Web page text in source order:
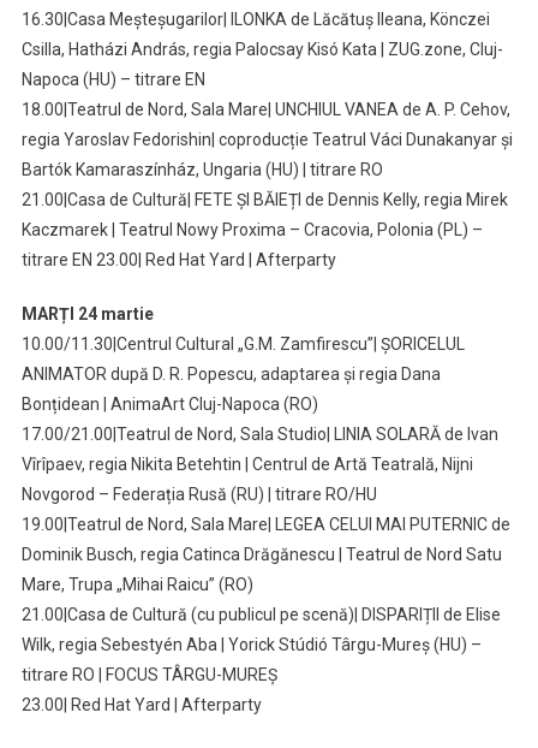
16.30|Casa Meșteșugarilor| ILONKA de Lăcătuș Ileana, Könczei
Csilla, Hatházi András, regia Palocsay Kisó Kata | ZUG.zone, Cluj-
Napoca (HU) – titrare EN
18.00|Teatrul de Nord, Sala Mare| UNCHIUL VANEA de A. P. Cehov,
regia Yaroslav Fedorishin| coproducție Teatrul Váci Dunakanyar și
Bartók Kamaraszínház, Ungaria (HU) | titrare RO
21.00|Casa de Cultură| FETE ȘI BĂIEȚI de Dennis Kelly, regia Mirek
Kaczmarek | Teatrul Nowy Proxima – Cracovia, Polonia (PL) –
titrare EN 23.00| Red Hat Yard | Afterparty
MARȚI 24 martie
10.00/11.30|Centrul Cultural „G.M. Zamfirescu”| ȘORICELUL
ANIMATOR după D. R. Popescu, adaptarea și regia Dana
Bonțidean | AnimaArt Cluj-Napoca (RO)
17.00/21.00|Teatrul de Nord, Sala Studio| LINIA SOLARĂ de Ivan
Vîrîpaev, regia Nikita Betehtin | Centrul de Artă Teatrală, Nijni
Novgorod – Federația Rusă (RU) | titrare RO/HU
19.00|Teatrul de Nord, Sala Mare| LEGEA CELUI MAI PUTERNIC de
Dominik Busch, regia Catinca Drăgănescu | Teatrul de Nord Satu
Mare, Trupa „Mihai Raicu” (RO)
21.00|Casa de Cultură (cu publicul pe scenă)| DISPARIȚII de Elise
Wilk, regia Sebestyén Aba | Yorick Stúdió Târgu-Mureș (HU) –
titrare RO | FOCUS TÂRGU-MUREȘ
23.00| Red Hat Yard | Afterparty